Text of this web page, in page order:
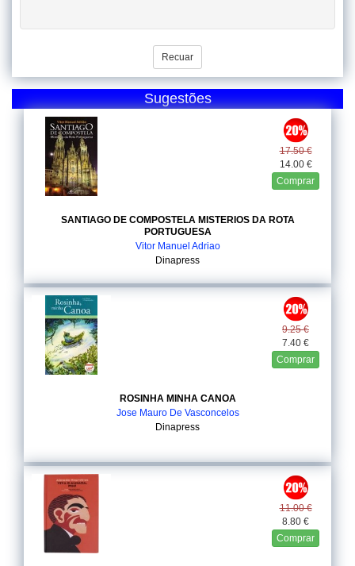
Recuar
Sugestões
17.50 €
14.00 €
Comprar
SANTIAGO DE COMPOSTELA MISTERIOS DA ROTA
PORTUGUESA
Vitor Manuel Adriao
Dinapress
9.25 €
7.40 €
Comprar
ROSINHA MINHA CANOA
Jose Mauro De Vasconcelos
Dinapress
11.00 €
8.80 €
Comprar